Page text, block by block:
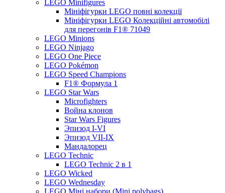
LEGO Minifigures
Мініфігурки LEGO повні колекції
Мініфігурки LEGO Колекційні автомобілі
для перегонів F1® 71049
LEGO Minions
LEGO Ninjago
LEGO One Piece
LEGO Pokémon
LEGO Speed Champions
F1® Формула 1
LEGO Star Wars
Microfighters
Война клонов
Star Wars Figures
Эпизод I-VI
Эпизод VII-IX
Мандалорец
LEGO Technic
LEGO Technic 2 в 1
LEGO Wicked
LEGO Wednesday
LEGO Міні набори (Mini polybags)